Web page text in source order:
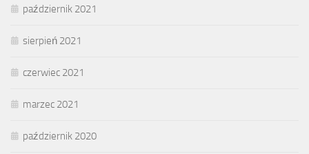
październik 2021
sierpień 2021
czerwiec 2021
marzec 2021
październik 2020